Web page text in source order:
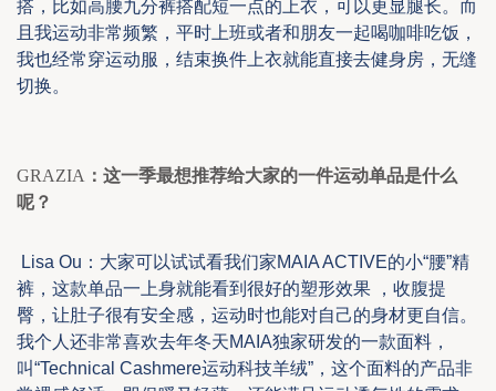
搭， 比如高腰九分裤搭配短一点的上衣，可以更显腿长。 而
且我运动非常频繁，平时上班或者和朋友一起喝咖啡吃饭，
我也经常穿运动服，结束换件上衣就能直接去健身房 ， 无缝
切换。
GRAZIA ：这一季最想推荐给大家的一件运动单品是什么
呢？
Lisa Ou ：大家可以试试看我们家MAIA ACTIVE的小“腰”精
裤， 这款单品一上身就能看到很好的塑形效果
，收腹提
臀，让肚子很有安全感，运动时也能对自己的身材更自信。
我个人还非常喜欢去年冬天MAIA独家研发的一款面料，
叫“Technical Cashmere运动科技羊绒” ，这个面料的产品非